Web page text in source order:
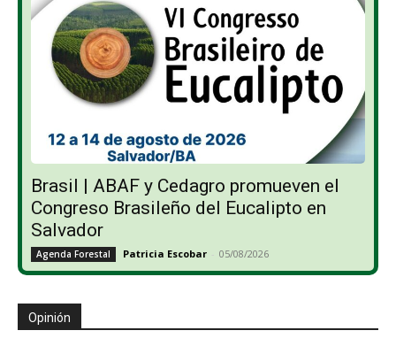
Brasil | ABAF y Cedagro promueven el
Congreso Brasileño del Eucalipto en
Salvador
Agenda Forestal Patricia Escobar - 05/08/2026
Opinión